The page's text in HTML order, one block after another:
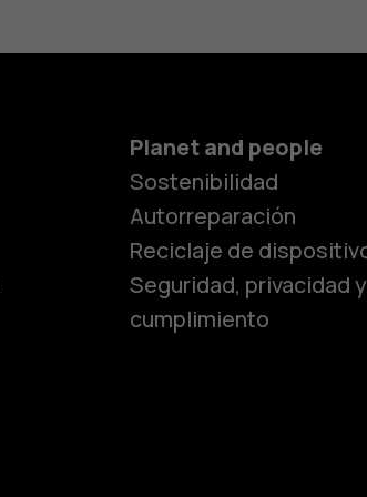
Planet and people
Sostenibilidad
Autorreparación
Reciclaje de
Seguridad, privacidad y
cumplimiento